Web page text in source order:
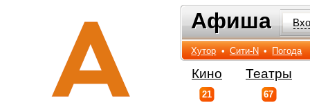
Афиша
Афиша
Хутор • Сити-N • Погода
Кино
21
Театры
67